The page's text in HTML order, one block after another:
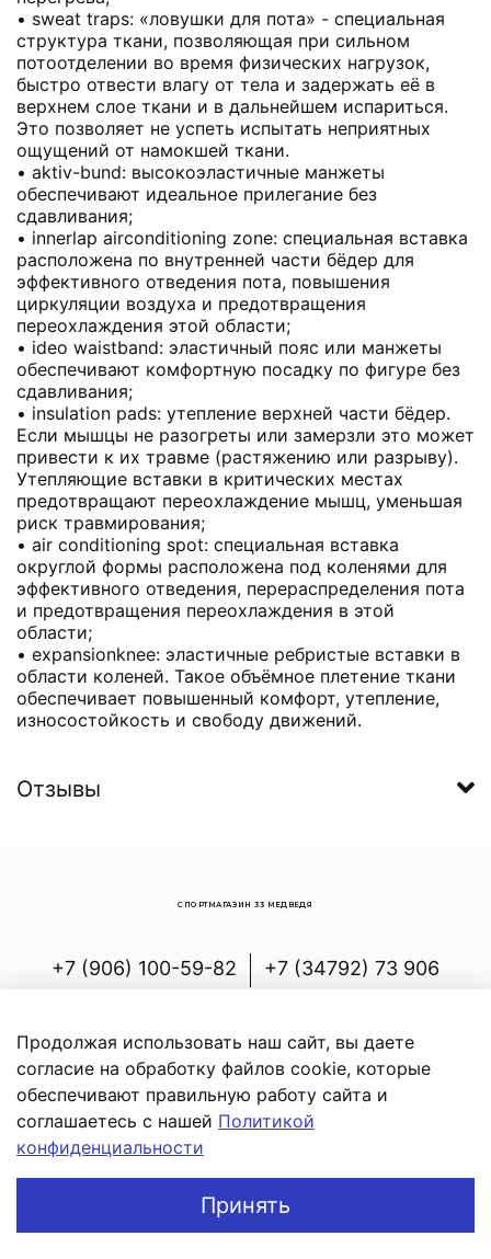
В корзину
• sweat traps: «ловушки для пота» - специальная
структура ткани, позволяющая при сильном
потоотделении во время физических нагрузок,
быстро отвести влагу от тела и задержать её в
верхнем слое ткани и в дальнейшем испариться.
Это позволяет не успеть испытать неприятных
ощущений от намокшей ткани.
• aktiv-bund: высокоэластичные манжеты
обеспечивают идеальное прилегание без
сдавливания;
• innerlap airconditioning zone: специальная вставка
расположена по внутренней части бёдер для
эффективного отведения пота, повышения
циркуляции воздуха и предотвращения
переохлаждения этой области;
• ideo waistband: эластичный пояс или манжеты
обеспечивают комфортную посадку по фигуре без
сдавливания;
• insulation pads: утепление верхней части бёдер.
Если мышцы не разогреты или замерзли это может
привести к их травме (растяжению или разрыву).
Утепляющие вставки в критических местах
предотвращают переохлаждение мышц, уменьшая
риск травмирования;
• air conditioning spot: специальная вставка
округлой формы расположена под коленями для
эффективного отведения, перераспределения пота
и предотвращения переохлаждения в этой
области;
• expansionknee: эластичные ребристые вставки в
области коленей. Такое объёмное плетение ткани
обеспечивает повышенный комфорт, утепление,
износостойкость и свободу движений.
Отзывы
+7 (906) 100-59-82
+7 (34792) 73 906
Белорецкий р-н, с.Новоабзаково, ул.
Энергетиков, д.7
СПОРТМАГАЗИН 33 МЕДВЕДЯ
Продолжая использовать наш сайт, вы даете
согласие на обработку файлов cookie, которые
обеспечивают правильную работу сайта и
соглашаетесь с нашей Политикой
конфиденциальности
Принять